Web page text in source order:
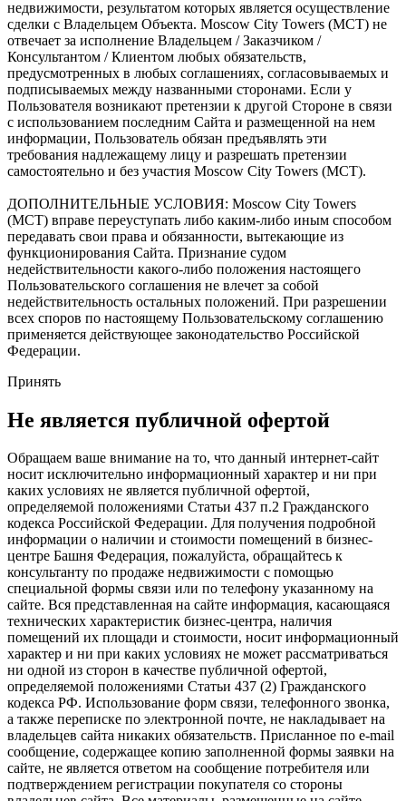
недвижимости, результатом которых является осуществление
сделки с Владельцем Объекта. Moscow City Towers (МСТ) не
отвечает за исполнение Владельцем / Заказчиком /
Консультантом / Клиентом любых обязательств,
предусмотренных в любых соглашениях, согласовываемых и
подписываемых между названными сторонами. Если у
Пользователя возникают претензии к другой Стороне в связи
с использованием последним Сайта и размещенной на нем
информации, Пользователь обязан предъявлять эти
требования надлежащему лицу и разрешать претензии
самостоятельно и без участия Moscow City Towers (МСТ).
ДОПОЛНИТЕЛЬНЫЕ УСЛОВИЯ: Moscow City Towers
(МСТ) вправе переуступать либо каким-либо иным способом
передавать свои права и обязанности, вытекающие из
функционирования Сайта. Признание судом
недействительности какого-либо положения настоящего
Пользовательского соглашения не влечет за собой
недействительность остальных положений. При разрешении
всех споров по настоящему Пользовательскому соглашению
применяется действующее законодательство Российской
Федерации.
Принять
Не является публичной офертой
Обращаем ваше внимание на то, что данный интернет-сайт
носит исключительно информационный характер и ни при
каких условиях не является публичной офертой,
определяемой положениями Статьи 437 п.2 Гражданского
кодекса Российской Федерации. Для получения подробной
информации о наличии и стоимости помещений в бизнес-
центре Башня Федерация, пожалуйста, обращайтесь к
консультанту по продаже недвижимости с помощью
специальной формы связи или по телефону указанному на
сайте. Вся представленная на сайте информация, касающаяся
технических характеристик бизнес-центра, наличия
помещений их площади и стоимости, носит информационный
характер и ни при каких условиях не может рассматриваться
ни одной из сторон в качестве публичной офертой,
определяемой положениями Статьи 437 (2) Гражданского
кодекса РФ. Использование форм связи, телефонного звонка,
а также переписке по электронной почте, не накладывает на
владельцев сайта никаких обязательств. Присланное по e-mail
сообщение, содержащее копию заполненной формы заявки на
сайте, не является ответом на сообщение потребителя или
подтверждением регистрации покупателя со стороны